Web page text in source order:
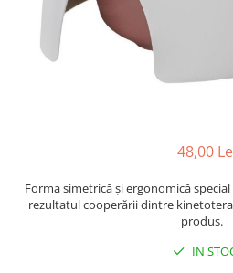
Olite tip scaunel simple
Reductoare antiderapante
Suporti anatomici plastic
Suporti anatomici textili
Mese de infasat pliabile
Mese de infasat Ultra Light 50x70
Tampoane postnatale
Tampoane si protectii silicon
pentru san
48,00
Forma simetrică și ergonomică
rezultatul cooperării dintre
produs.
IN